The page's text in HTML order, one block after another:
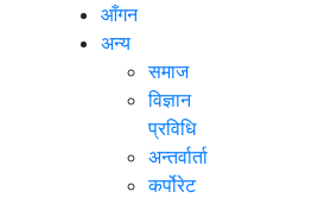
आँगन
अन्य
समाज
विज्ञान
प्रविधि
अन्तर्वार्ता
कर्पोरेट